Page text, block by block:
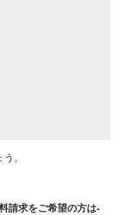
。
請求をご希望の方は-